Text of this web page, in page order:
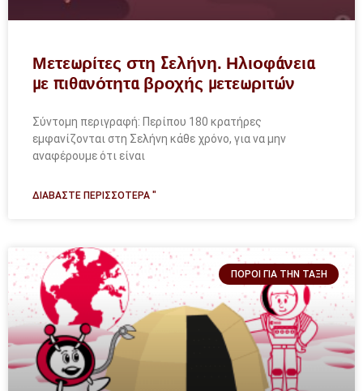
Μετεωρίτες στη Σελήνη. Ηλιοφάνεια
με πιθανότητα βροχής μετεωριτών
Σύντομη περιγραφή: Περίπου 180 κρατήρες
εμφανίζονται στη Σελήνη κάθε χρόνο, για να μην
αναφέρουμε ότι είναι
ΔΙΑΒΆΣΤΕ ΠΕΡΙΣΣΌΤΕΡΑ "
ΠΌΡΟΙ ΓΙΑ ΤΗΝ ΤΆΞΗ